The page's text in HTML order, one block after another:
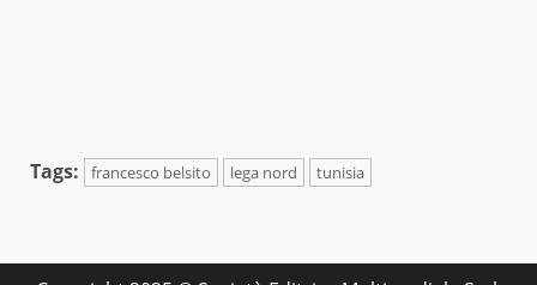
Tags: francesco belsito lega nord tunisia